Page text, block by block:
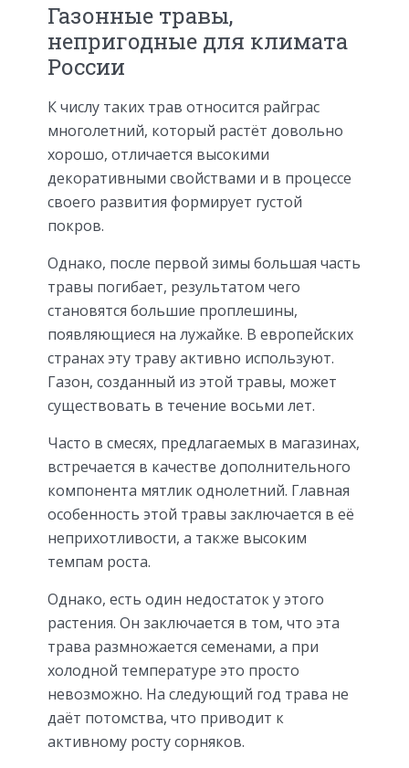
Газонные травы,
непригодные для климата
России
К числу таких трав относится райграс
многолетний, который растёт довольно
хорошо, отличается высокими
декоративными свойствами и в процессе
своего развития формирует густой
покров.
Однако, после первой зимы большая часть
травы погибает, результатом чего
становятся большие проплешины,
появляющиеся на лужайке. В европейских
странах эту траву активно используют.
Газон, созданный из этой травы, может
существовать в течение восьми лет.
Часто в смесях, предлагаемых в магазинах,
встречается в качестве дополнительного
компонента мятлик однолетний. Главная
особенность этой травы заключается в её
неприхотливости, а также высоким
темпам роста.
Однако, есть один недостаток у этого
растения. Он заключается в том, что эта
трава размножается семенами, а при
холодной температуре это просто
невозможно. На следующий год трава не
даёт потомства, что приводит к
активному росту сорняков.